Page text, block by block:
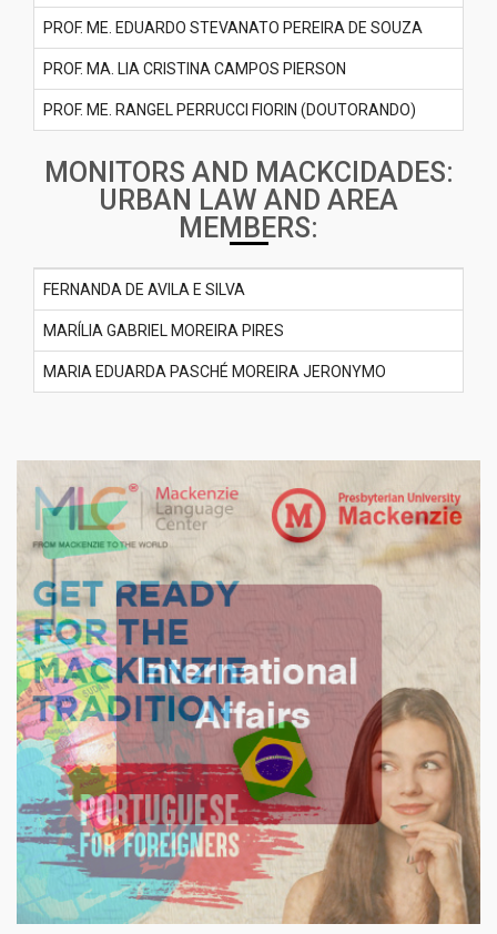
PROF. ME. EDUARDO STEVANATO PEREIRA DE SOUZA
PROF. MA. LIA CRISTINA CAMPOS PIERSON
PROF. ME. RANGEL PERRUCCI FIORIN (DOUTORANDO)
MONITORS AND MACKCIDADES:
URBAN LAW AND AREA
MEMBERS:
FERNANDA DE AVILA E SILVA
MARÍLIA GABRIEL MOREIRA PIRES
MARIA EDUARDA PASCHÉ MOREIRA JERONYMO